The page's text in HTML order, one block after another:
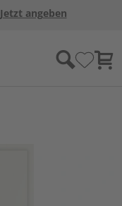
Jetzt angeben